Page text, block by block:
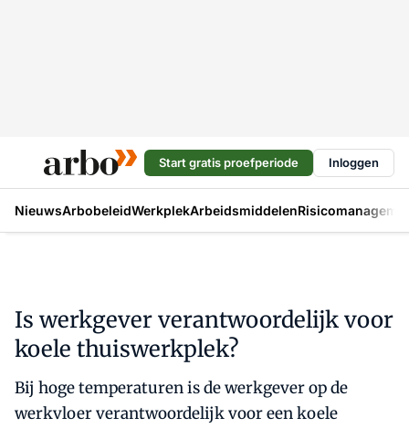
Start gratis proefperiode Inloggen
NieuwsArbobeleidWerkplekArbeidsmiddelen
Is werkgever verantwoordelijk voor
koele thuiswerkplek?
Bij hoge temperaturen is de werkgever op de
werkvloer verantwoordelijk voor een koele